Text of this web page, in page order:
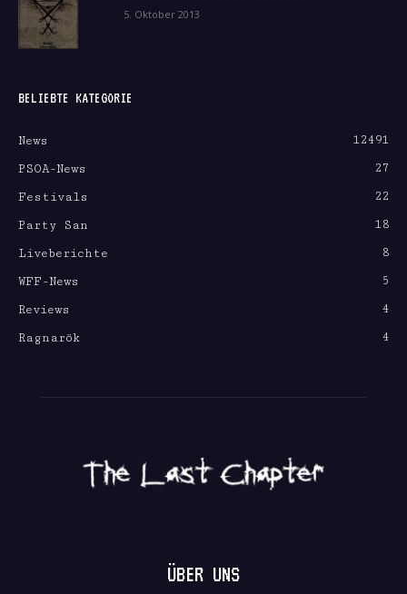
5. Oktober 2013
BELIEBTE KATEGORIE
News
12491
PSOA-News
27
Festivals
22
Party San
18
Liveberichte
8
WFF-News
5
Reviews
4
Ragnarök
4
ÜBER UNS